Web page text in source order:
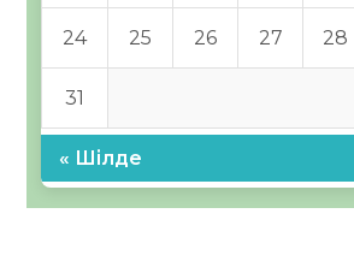
24 25 26 27 28
31
« Шілде